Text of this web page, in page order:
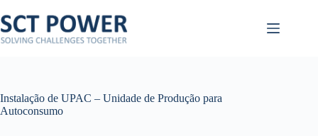
para
o
conteúdo
Instalação de UPAC – Unidade de Produção para
Autoconsumo